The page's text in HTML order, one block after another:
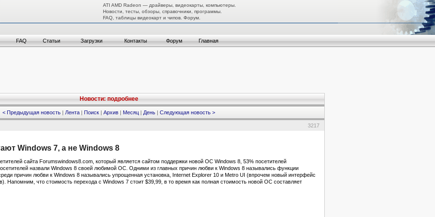
ATI AMD Radeon — драйверы, видеокарты, компьютеры.
Новости, тесты, обзоры, справочники, программы.
FAQ, таблицы видеокарт и чипов. Форум.
FAQ Статьи Загрузки Контакты Форум Главная
Новости: подробнее
< Предыдущая новость | Лента | Поиск | Архив | Месяц | День | Следующая новость >
3217
Windows 7, а не Windows 8
сайта Forumswindows8.com, который является сайтом поддержки новой ОС Windows 8, 53% посетителей
назвали Windows 8 своей любимой ОС. Одними из главных причин любви к Windows 8 назывались функции
причин любви к Windows 8 назывались упрощенная установка, Internet Explorer 10 и Metro UI (впрочем новый интерфейс
Напомним, что стоимость перехода с Windows 7 стоит $39,99, в то время как полная стоимость новой ОС составляет